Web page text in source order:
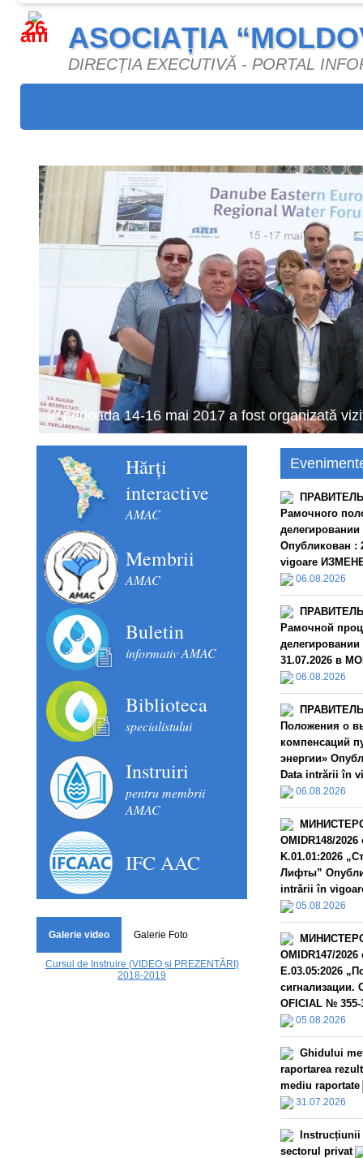
26
ani ASOCIAȚIA
DIRECȚIA EXECUTIVĂ - PORTAL
Schimbul de experiență în domeniul financiar
septembrie 2018).
Hărți
interactive
AMAC
Membrii
AMAC
Buletin
informativ AMAC
Biblioteca
specialistului
Instruiri
pentru membrii
AMAC
IFC AAC
Galerie video Galerie Foto
Cursul de Instruire (VIDEO și PREZENTĂRI)
2018-2019
Рамочного
Опубликован :
vigoare
06.08.2026
Рамочной
31.07.2026 в
06.08.2026
Положения о
компенсаций
энергии»
Data intrării în
06.08.2026
OMIDR148/
K.01.01:2026
Лифты”
intrării în
05.08.2026
OMIDR147/
E.03.05:2026
сигнализации.
OFICIAL №
05.08.2026
Ghidului
raportarea
mediu raportate
31.07.2026
sectorul privat